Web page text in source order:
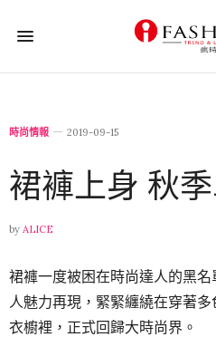
時尚情報 2019-09-15
裙褲上身 秋
by ALICE
裙褲一度被困在時尚達人的黑
人魅力再現，緊緊纏繞在穿著
衣櫥裡，正式回歸大時尚界。